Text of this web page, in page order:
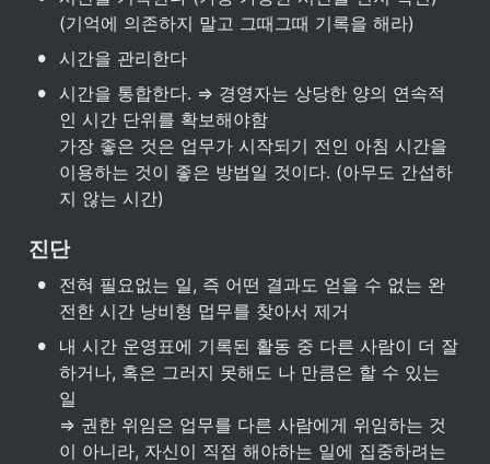
(기억에 의존하지 말고 그때그때 기록을 해라)
• 시간을 관리한다
• 시간을 통합한다. ⇒ 경영자는 상당한 양의 연속적
인 시간 단위를 확보해야함
가장 좋은 것은 업무가 시작되기 전인 아침 시간을
이용하는 것이 좋은 방법일 것이다. (아무도 간섭하
지 않는 시간)
진단
•
전혀 필요없는 일, 즉 어떤 결과도 얻을 수 없는 완
전한 시간 낭비형 멉무를 찾아서 제거
•
내 시간 운영표에 기록된 활동 중 다른 사람이 더 잘
하거나, 혹은 그러지 못해도 나 만큼은 할 수 있는
일
⇒ 권한 위임은 업무를 다른 사람에게 위임하는 것
이 아니라, 자신이 직접 해야하는 일에 집중하려는